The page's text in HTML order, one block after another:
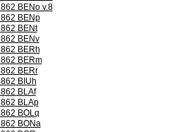
862 BENo v.8
862 BENp
862 BENt
862 BENv
862 BERh
862 BERm
862 BERr
862 BIUh
862 BLAf
862 BLAp
862 BOLq
862 BONa